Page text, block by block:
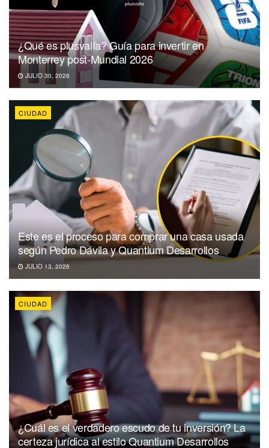
¿Qué es plusvalía? Guía para invertir en
Monterrey post-Mundial 2026
JULIO 30, 2026
CIUDAD
Este es el proceso para comprar una casa usada
según Pedro Dávila y Quantium Desarrollos
JULIO 13, 2026
CIUDAD
¿Cuál es el verdadero escudo de tu inversión? La
certeza jurídica al estilo Quantium Desarrollos